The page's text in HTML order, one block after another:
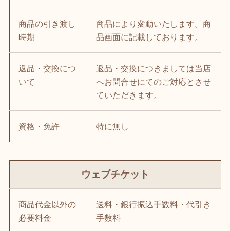
商品の引き渡し
時期
商品により変動いたします。商
品画面に記載しております。
返品・交換につ
いて
返品・交換につきましては当店
へお問合せにてのご対応とさせ
ていただきます。
資格・免許 特に無し
ウェブチケット
商品代金以外の
必要料金
送料・銀行振込手数料・代引き
手数料